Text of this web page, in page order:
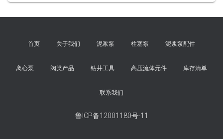
首页 关于我们 泥浆泵 柱塞泵 泥浆泵配件
离心泵 阀类产品 钻井工具 高压流体元件 库存清单
联系我们
鲁ICP备12001180号-11